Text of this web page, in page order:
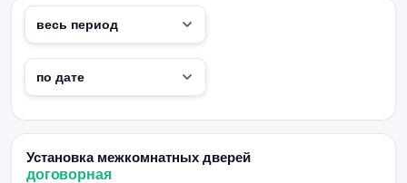
Установка межкомнатных дверей
договорная